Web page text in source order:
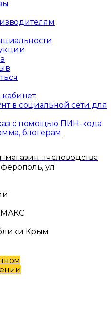
в социальной сети для
с помощью ПИН-кода
блогерам
магазин пчеловодства
ул.
МАКС
Крым